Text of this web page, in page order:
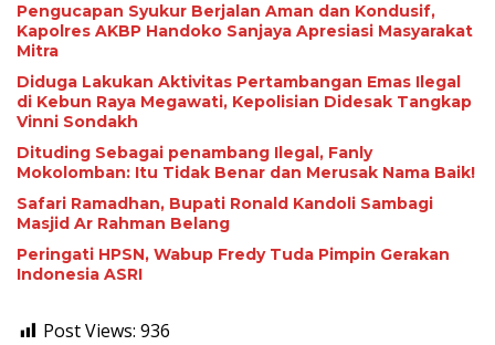
Pengucapan Syukur Berjalan Aman dan Kondusif,
Kapolres AKBP Handoko Sanjaya Apresiasi Masyarakat
Mitra
Diduga Lakukan Aktivitas Pertambangan Emas Ilegal
di Kebun Raya Megawati, Kepolisian Didesak Tangkap
Vinni Sondakh
Dituding Sebagai penambang Ilegal, Fanly
Mokolomban: Itu Tidak Benar dan Merusak Nama Baik!
Safari Ramadhan, Bupati Ronald Kandoli Sambagi
Masjid Ar Rahman Belang
Peringati HPSN, Wabup Fredy Tuda Pimpin Gerakan
Indonesia ASRI
Post Views: 936